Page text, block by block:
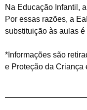
Na Educação Infantil,
Por essas razões, a
substituição às aulas
*Informações são
e Proteção da Criança